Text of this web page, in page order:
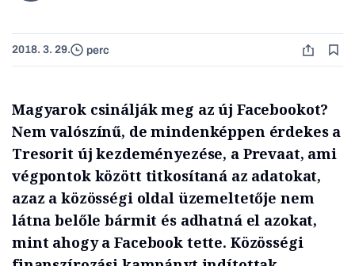
2018. 3. 29. perc
Magyarok csinálják meg az új Facebookot?
Nem valószínű, de mindenképpen érdekes a
Tresorit új kezdeményezése, a Prevaat, ami
végpontok között titkosítaná az adatokat,
azaz a közösségi oldal üzemeltetője nem
látna belőle bármit és adhatná el azokat,
mint ahogy a Facebook tette. Közösségi